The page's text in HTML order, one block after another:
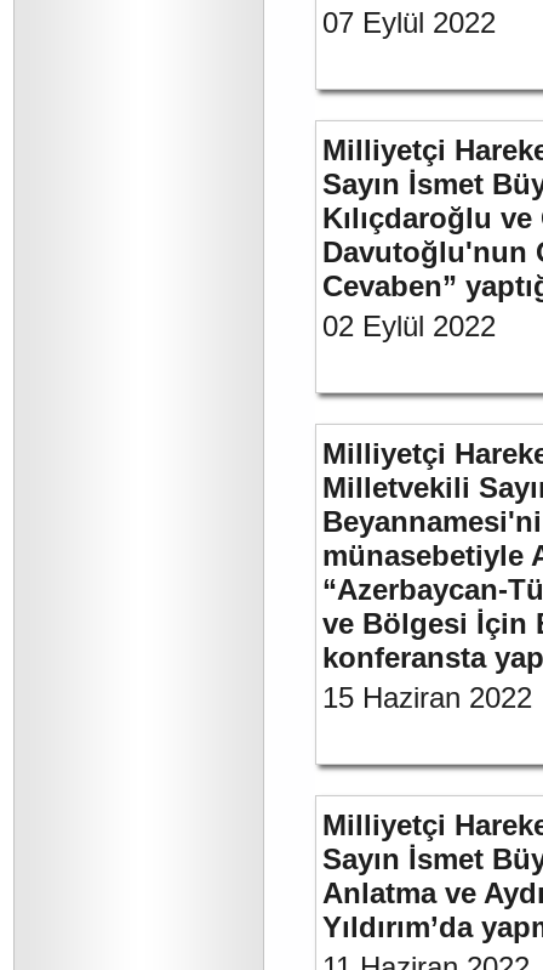
07 Eylül 2022
Milliyetçi
Sayın İsmet
Kılıçdaroğlu
Davutoğlu'nun
Cevaben”
02 Eylül 2022
Milliyetçi
Milletvekili
münasebetiyle
“Azerbaycan-
ve Bölgesi İçin
konferansta
15 Haziran 2022
Milliyetçi
Sayın İsmet
Anlatma ve
Yıldırım’da